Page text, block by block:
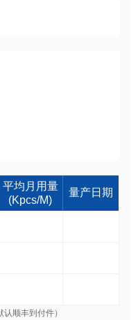
平均月用量
(Kpcs/M)
量产日期
顺丰到付件）